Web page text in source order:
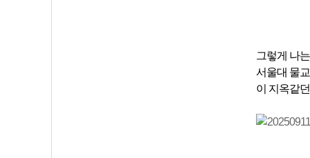
그렇게 나
서울대 물
이 지옥같